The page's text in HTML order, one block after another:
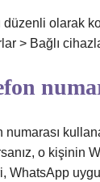
düzenli olarak
> Bağlı
numarası
o kişinin
WhatsApp